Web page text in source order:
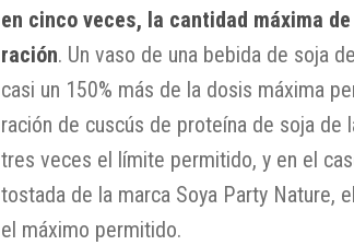
en cinco veces, la cantidad máxima
ración. Un vaso de una bebida de soja
casi un 150% más de la dosis máxima
ración de cuscús de proteína de soja de
tres veces el límite permitido, y en el
tostada de la marca Soya Party Nature,
el máximo permitido.